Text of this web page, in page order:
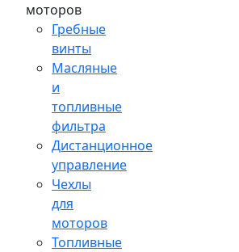
моторов
Гребные
винты
Масляные
и
топливные
фильтра
Дистанционное
управление
Чехлы
для
моторов
Топливные